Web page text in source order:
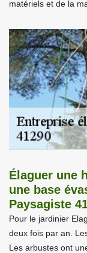
matériels et de la
Élaguer une
une base
Paysagiste
Pour le jardinier
deux fois par an.
Les arbustes ont